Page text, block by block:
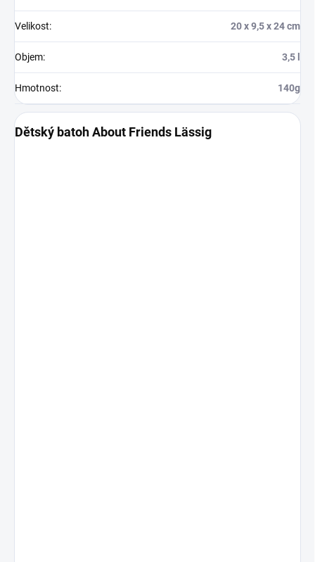
Velikost: 20 x 9,5 x 24 cm
Objem: 3,5 l
Hmotnost: 140g
Dětský batoh About Friends Lässig